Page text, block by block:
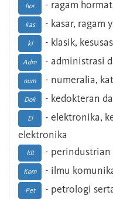
hor - ragam
kas - kasar, ragam
kl - klasik,
Adm - administrasi
num - numeralia,
Dok - kedokteran
El
- elektronika,
elektronika
Idt -
Kom - ilmu
Pet - petrologi